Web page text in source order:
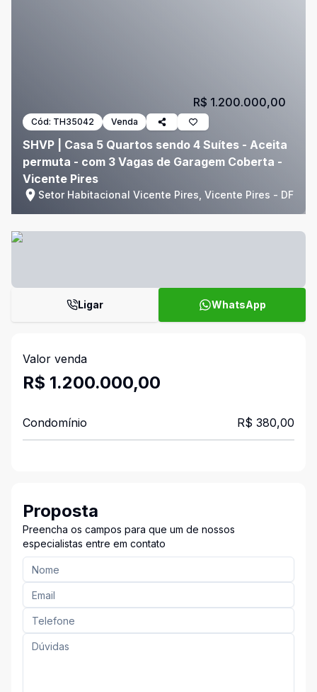
Cód: TH35042 Venda
SHVP | Casa 5 Quartos sendo 4 Suítes - Aceita
permuta - com 3 Vagas de Garagem Coberta -
Vicente Pires
Setor Habitacional Vicente Pires, Vicente Pires - DF
R$ 1.200.000,00
Ligar WhatsApp
Valor venda
R$ 1.200.000,00
Condomínio R$ 380,00
Proposta
Preencha os campos para que um de nossos
especialistas entre em contato